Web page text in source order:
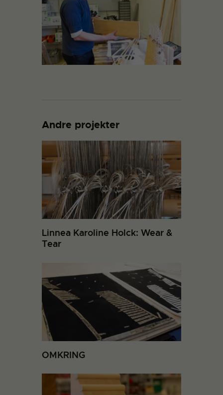
Andre projekter
Linnea Karoline Holck: Wear &
Tear
OMKRING